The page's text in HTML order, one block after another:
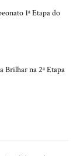
1ª Etapa do
Brilhar na 2ª Etapa